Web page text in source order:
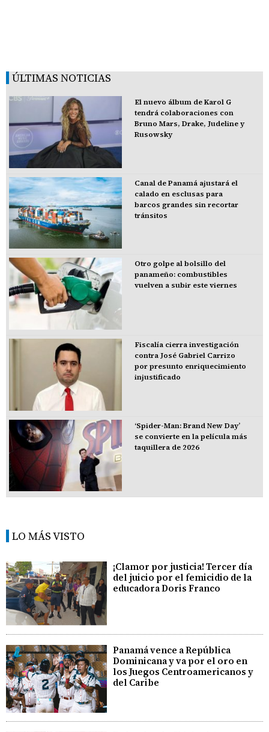
ÚLTIMAS NOTICIAS
El nuevo álbum de Karol G
tendrá colaboraciones con
Bruno Mars, Drake, Judeline y
Rusowsky
Canal de Panamá ajustará el
calado en esclusas para
barcos grandes sin recortar
tránsitos
Otro golpe al bolsillo del
panameño: combustibles
vuelven a subir este viernes
Fiscalía cierra investigación
contra José Gabriel Carrizo
por presunto enriquecimiento
injustificado
‘Spider-Man: Brand New Day’
se convierte en la película más
taquillera de 2026
LO MÁS VISTO
¡Clamor por justicia! Tercer día
del juicio por el femicidio de la
educadora Doris Franco
Panamá vence a República
Dominicana y va por el oro en
los Juegos Centroamericanos y
del Caribe